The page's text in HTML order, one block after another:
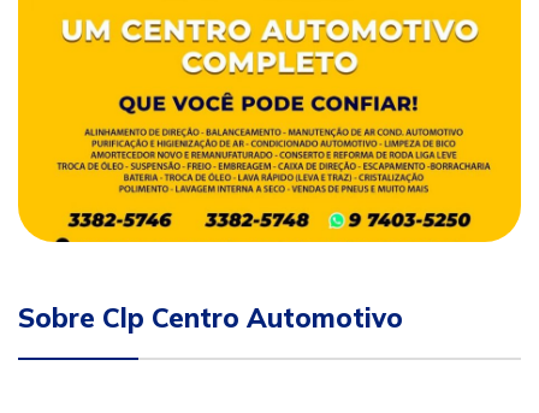
Sobre Clp Centro Automotivo